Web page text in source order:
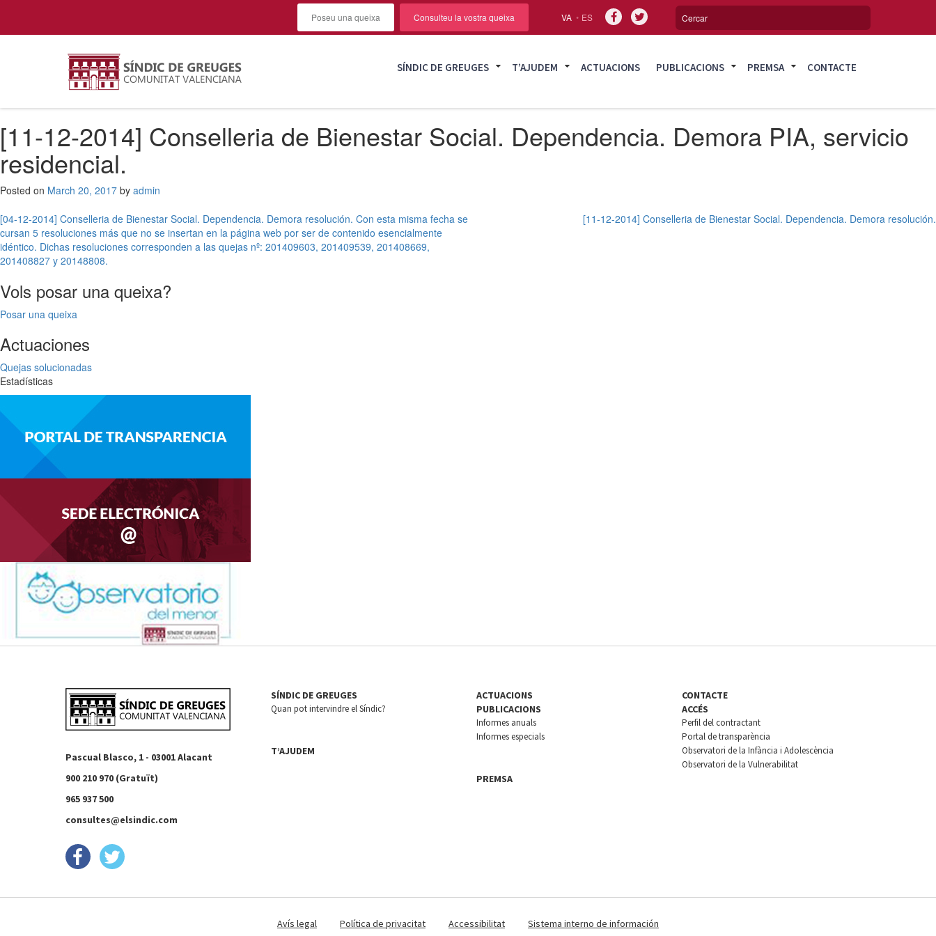
VA ES
Poseu una queixa Consulteu la vostra queixa
SÍNDIC DE GREUGES T’AJUDEM ACTUACIONS PUBLICACIONS PREMSA CONTACTE
[11-12-2014] Conselleria de Bienestar Social. Dependencia. Demora PIA, servicio
residencial.
Posted on March 20, 2017 by admin
Post
navigation
[04-12-2014] Conselleria de Bienestar Social. Dependencia. Demora resolución. Con esta misma fecha se
cursan 5 resoluciones más que no se insertan en la página web por ser de contenido esencialmente
idéntico. Dichas resoluciones corresponden a las quejas nº: 201409603, 201409539, 201408669,
201408827 y 20148808.
[11-12-2014] Conselleria de Bienestar Social. Dependencia. Demora resolución.
Vols posar una queixa?
Posar una queixa
Actuaciones
Quejas solucionadas
Estadísticas
Pascual Blasco, 1 - 03001 Alacant
900 210 970 (Gratuït)
965 937 500
consultes@elsindic.com
SÍNDIC DE GREUGES
Quan pot intervindre el Síndic?
T’AJUDEM
ACTUACIONS
PUBLICACIONS
Informes anuals
Informes especials
PREMSA
CONTACTE
ACCÉS
Perfil del contractant
Portal de transparència
Observatori de la Infància i Adolescència
Observatori de la Vulnerabilitat
Avís legal Política de privacitat Accessibilitat
Sistema interno de información